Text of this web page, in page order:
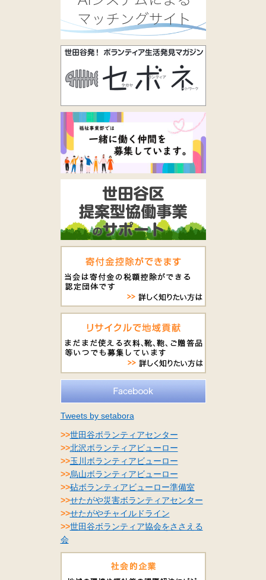
Tweets by setabora
>>世田谷ボランティアセンター
>>北沢ボランティアビューロー
>>玉川ボランティアビューロー
>>烏山ボランティアビューロー
>>砧ボランティアビューロー準備室
>>せたがや災害ボランティアセンター
>>せたがやチャイルドライン
>>世田谷ボランティア協会をささえる
会